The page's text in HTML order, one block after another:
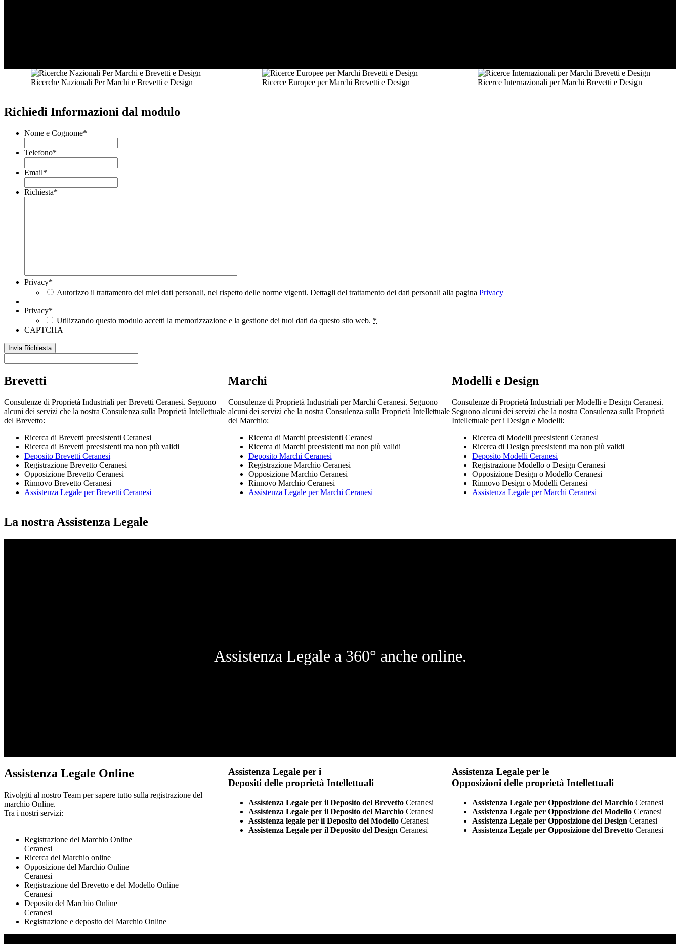
Ricerche Nazionali Per Marchi e Brevetti e Design Ricerce Europee per Marchi Brevetti e Design Ricerce Internazionali per Marchi Brevetti e Design
Richiedi Informazioni dal modulo
Nome e Cognome*
Telefono*
Email*
Richiesta*
Privacy*
Autorizzo il trattamento dei miei dati personali, nel rispetto delle norme vigenti. Dettagli del trattamento dei dati personali alla pagina Privacy
Privacy*
Utilizzando questo modulo accetti la memorizzazione e la gestione dei tuoi dati da questo sito web. *
CAPTCHA
Brevetti
Consulenze di Proprietà Industriali per Brevetti Ceranesi. Seguono
alcuni dei servizi che la nostra Consulenza sulla Proprietà Intellettuale
del Brevetto:
Ricerca di Brevetti preesistenti Ceranesi
Ricerca di Brevetti preesistenti ma non più validi
Deposito Brevetti Ceranesi
Registrazione Brevetto Ceranesi
Opposizione Brevetto Ceranesi
Rinnovo Brevetto Ceranesi
Assistenza Legale per Brevetti Ceranesi
Marchi
Consulenze di Proprietà Industriali per Marchi Ceranesi. Seguono
alcuni dei servizi che la nostra Consulenza sulla Proprietà Intellettuale
del Marchio:
Ricerca di Marchi preesistenti Ceranesi
Ricerca di Marchi preesistenti ma non più validi
Deposito Marchi Ceranesi
Registrazione Marchio Ceranesi
Opposizione Marchio Ceranesi
Rinnovo Marchio Ceranesi
Assistenza Legale per Marchi Ceranesi
Modelli e Design
Consulenze di Proprietà Industriali per Modelli e Design Ceranesi.
Seguono alcuni dei servizi che la nostra Consulenza sulla Proprietà
Intellettuale per i Design e Modelli:
Ricerca di Modelli preesistenti Ceranesi
Ricerca di Design preesistenti ma non più validi
Deposito Modelli Ceranesi
Registrazione Modello o Design Ceranesi
Opposizione Design o Modello Ceranesi
Rinnovo Design o Modelli Ceranesi
Assistenza Legale per Marchi Ceranesi
La nostra Assistenza Legale
Assistenza Legale a 360° anche online.
Assistenza Legale Online
Rivolgiti al nostro Team per sapere tutto sulla registrazione del
marchio Online.
Tra i nostri servizi:
Registrazione del Marchio Online
Ceranesi
Ricerca del Marchio online
Opposizione del Marchio Online
Ceranesi
Registrazione del Brevetto e del Modello Online
Ceranesi
Deposito del Marchio Online
Ceranesi
Registrazione e deposito del Marchio Online
Assistenza Legale per i
Depositi delle proprietà Intellettuali
Assistenza Legale per il Deposito del BrevettoCeranesi
Assistenza Legale per il Deposito del MarchioCeranesi
Assistenza legale per il Deposito del ModelloCeranesi
Assistenza Legale per il Deposito del Design Ceranesi
Assistenza Legale per le
Opposizioni delle proprietà Intellettuali
Assistenza Legale per Opposizione del Marchio Ceranesi
Assistenza Legale per Opposizione del Modello Ceranesi
Assistenza Legale per Opposizione del Design Ceranesi
Assistenza Legale per Opposizione del Brevetto Ceranesi